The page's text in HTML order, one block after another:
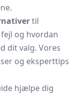
til
og hvordan
dit valg. Vores
og eksperttips
hjælpe dig